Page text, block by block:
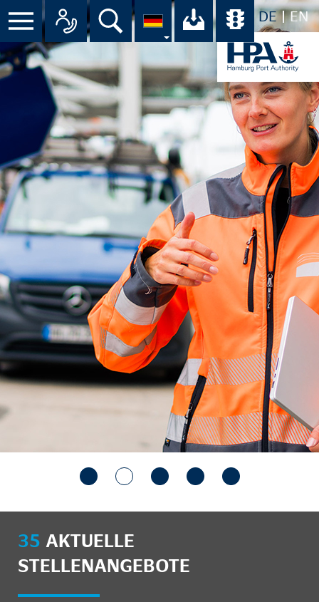
DE EN
Suche Ihr Download-
35 AKTUELLE
STELLENANGEBOTE